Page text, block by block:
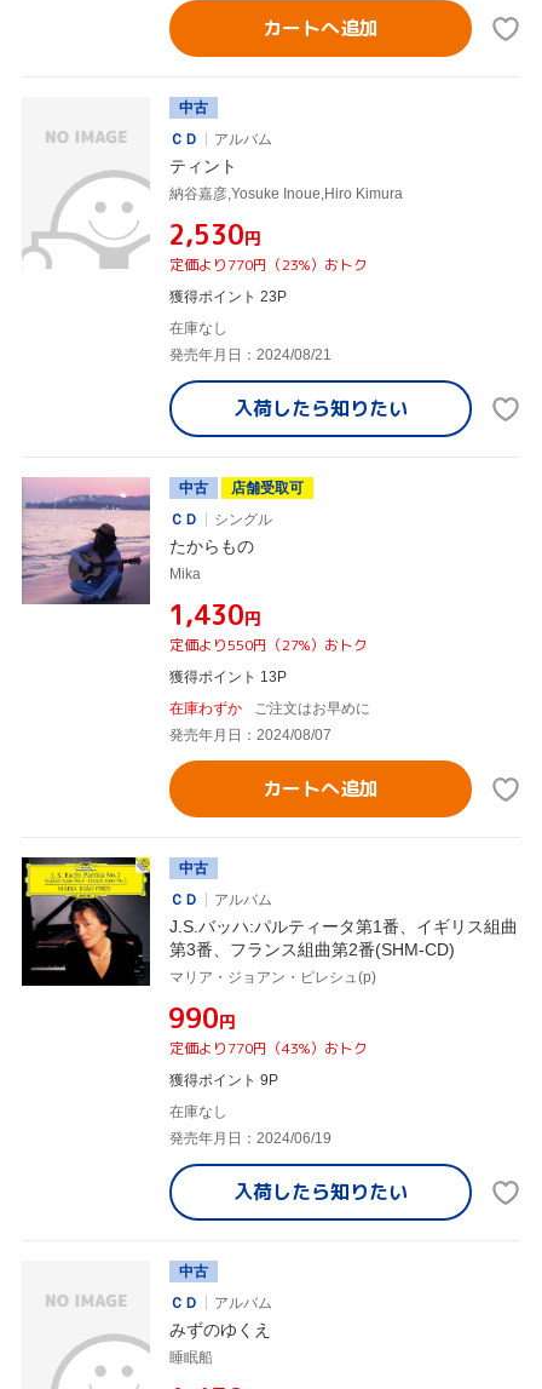
カートへ追加
中古
ＣＤ
アルバム
ティント
納谷嘉彦,Yosuke Inoue,Hiro Kimura
¥2,530円
定価より770円（23%）おトク
獲得ポイント 23P
在庫なし
発売年月日：2024/08/21
入荷したら知りたい
中古
店舗受取可
ＣＤ
シングル
たからもの
Mika
¥1,430円
定価より550円（27%）おトク
獲得ポイント 13P
在庫わずか
ご注文はお早めに
発売年月日：2024/08/07
カートへ追加
中古
ＣＤ
アルバム
J.S.バッハ:パルティータ第1番、イギリス組曲
第3番、フランス組曲第2番(SHM-CD)
マリア・ジョアン・ピレシュ(p)
¥990円
定価より770円（43%）おトク
獲得ポイント 9P
在庫なし
発売年月日：2024/06/19
入荷したら知りたい
中古
ＣＤ
アルバム
みずのゆくえ
睡眠船